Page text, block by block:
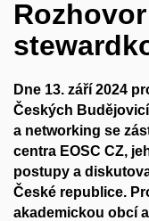
Dne 13. září 2024
Českých
a networking se
centra EOSC CZ,
postupy a
České republice.
akademickou obcí